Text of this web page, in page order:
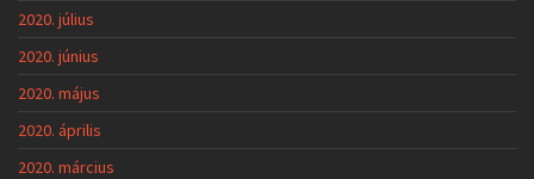
2020. július
2020. június
2020. május
2020. április
2020. március